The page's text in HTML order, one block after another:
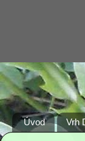
Úvod Vrh